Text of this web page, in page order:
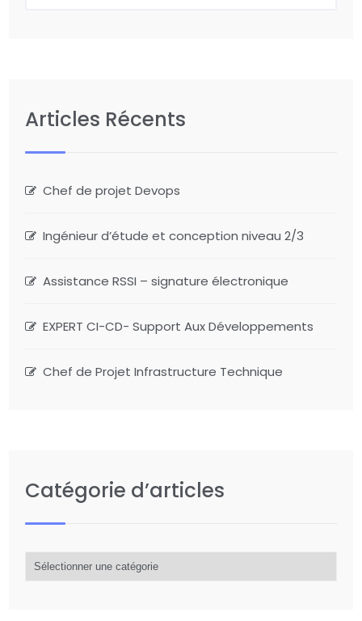
Articles Récents
Chef de projet Devops
Ingénieur d’étude et conception niveau 2/3
Assistance RSSI – signature électronique
EXPERT CI-CD- Support Aux Développements
Chef de Projet Infrastructure Technique
Catégorie d’articles
d’articles